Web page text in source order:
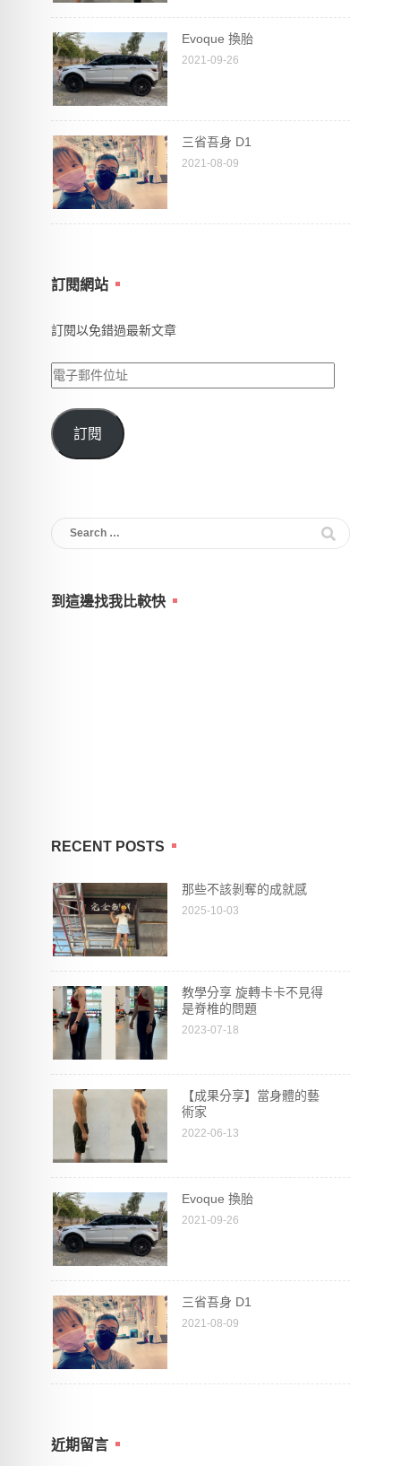
Evoque 換胎
2021-09-26
三省吾身 D1
2021-08-09
訂閱網站
訂閱以免錯過最新文章
電
郵
件
訂閱
Search
for:
到這邊找我比較快
RECENT POSTS
那些不該剝奪的成就感
2025-10-03
教學分享 旋轉卡卡不見得
是脊椎的問題
2023-07-18
【成果分享】當身體的藝
術家
2022-06-13
Evoque 換胎
2021-09-26
三省吾身 D1
2021-08-09
近期留言